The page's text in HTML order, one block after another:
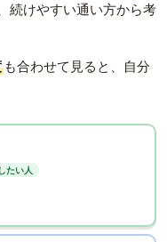
続けやすい通い方から考
も合わせて見ると、自分
たい人